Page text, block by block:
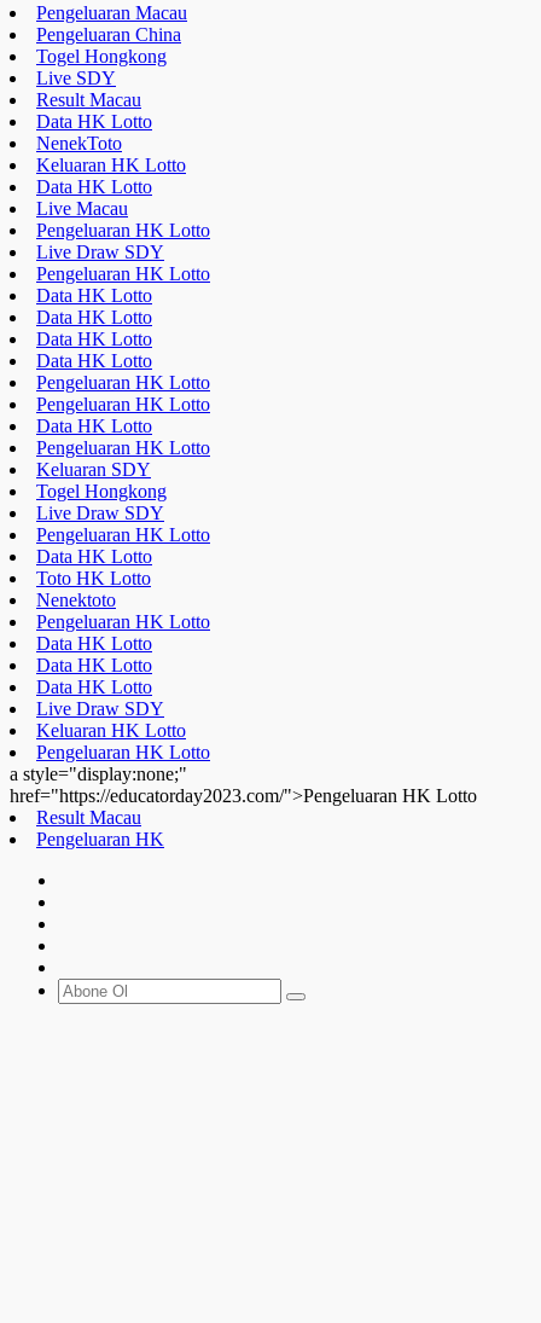
Pengeluaran Macau
Pengeluaran China
Togel Hongkong
Live SDY
Result Macau
Data HK Lotto
NenekToto
Keluaran HK Lotto
Data HK Lotto
Live Macau
Pengeluaran HK Lotto
Live Draw SDY
Pengeluaran HK Lotto
Data HK Lotto
Data HK Lotto
Data HK Lotto
Data HK Lotto
Pengeluaran HK Lotto
Pengeluaran HK Lotto
Data HK Lotto
Pengeluaran HK Lotto
Keluaran SDY
Togel Hongkong
Live Draw SDY
Pengeluaran HK Lotto
Data HK Lotto
Toto HK Lotto
Nenektoto
Pengeluaran HK Lotto
Data HK Lotto
Data HK Lotto
Data HK Lotto
Live Draw SDY
Keluaran HK Lotto
Pengeluaran HK Lotto
a style="display:none;"
href="https://educatorday2023.com/">Pengeluaran HK Lotto
Result Macau
Pengeluaran HK